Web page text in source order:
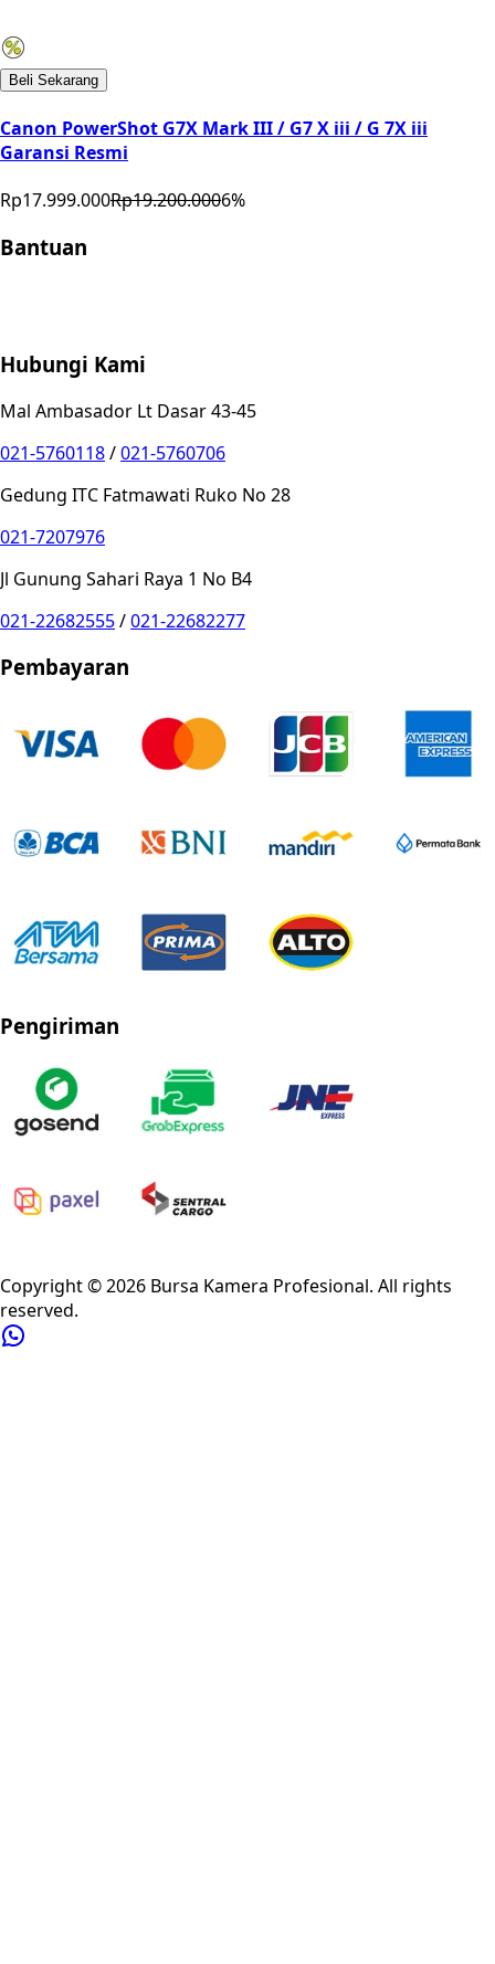
Beli Sekarang
Canon PowerShot G7X Mark III / G7 X iii / G 7X iii
Garansi Resmi
Rp17.999.000Rp19.200.0006%
Bantuan
Hubungi Kami
Mal Ambasador Lt Dasar 43-45
021-5760118/021-5760706
Gedung ITC Fatmawati Ruko No 28
021-7207976
Jl Gunung Sahari Raya 1 No B4
021-22682555/021-22682277
Pembayaran
Pengiriman
Copyright ©2026 Bursa Kamera Profesional. All rights
reserved.